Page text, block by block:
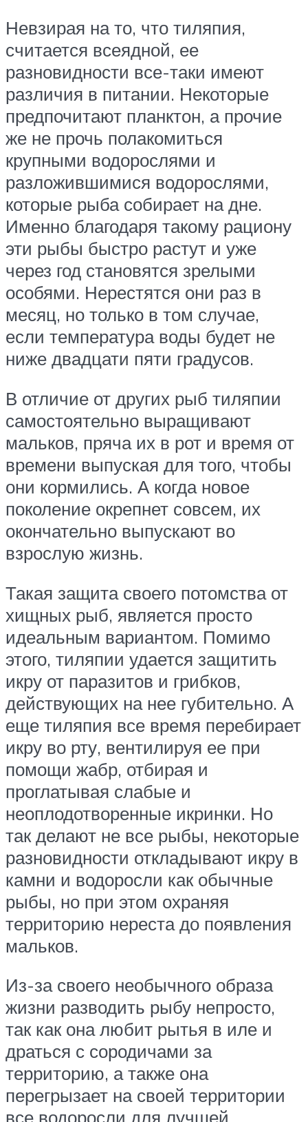
Невзирая на то, что тиляпия,
считается всеядной, ее
разновидности все-таки имеют
различия в питании. Некоторые
предпочитают планктон, а прочие
же не прочь полакомиться
крупными водорослями и
разложившимися водорослями,
которые рыба собирает на дне.
Именно благодаря такому рациону
эти рыбы быстро растут и уже
через год становятся зрелыми
особями. Нерестятся они раз в
месяц, но только в том случае,
если температура воды будет не
ниже двадцати пяти градусов.
В отличие от других рыб тиляпии
самостоятельно выращивают
мальков, пряча их в рот и время от
времени выпуская для того, чтобы
они кормились. А когда новое
поколение окрепнет совсем, их
окончательно выпускают во
взрослую жизнь.
Такая защита своего потомства от
хищных рыб, является просто
идеальным вариантом. Помимо
этого, тиляпии удается защитить
икру от паразитов и грибков,
действующих на нее губительно. А
еще тиляпия все время перебирает
икру во рту, вентилируя ее при
помощи жабр, отбирая и
проглатывая слабые и
неоплодотворенные икринки. Но
так делают не все рыбы, некоторые
разновидности откладывают икру в
камни и водоросли как обычные
рыбы, но при этом охраняя
территорию нереста до появления
мальков.
Из-за своего необычного образа
жизни разводить рыбу непросто,
так как она любит рытья в иле и
драться с сородичами за
территорию, а также она
перегрызает на своей территории
все водоросли для лучшей